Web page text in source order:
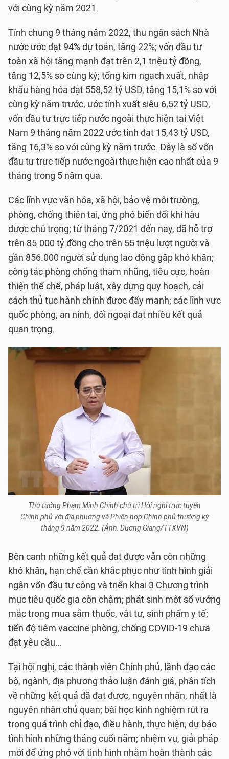
với cùng kỳ năm 2021.
Tính chung 9 tháng năm 2022, thu ngân sách Nhà
nước ước đạt 94% dự toán, tăng 22%; vốn đầu tư
toàn xã hội tăng mạnh đạt trên 2,1 triệu tỷ đồng,
tăng 12,5% so cùng kỳ; tổng kim ngạch xuất, nhập
khẩu hàng hóa đạt 558,52 tỷ USD, tăng 15,1% so với
cùng kỳ năm trước, ước tính xuất siêu 6,52 tỷ USD;
vốn đầu tư trực tiếp nước ngoài thực hiện tại Việt
Nam 9 tháng năm 2022 ước tính đạt 15,43 tỷ USD,
tăng 16,3% so với cùng kỳ năm trước. Đây là số vốn
đầu tư trực tiếp nước ngoài thực hiện cao nhất của 9
tháng trong 5 năm qua.
Các lĩnh vực văn hóa, xã hội, bảo vệ môi trường,
phòng, chống thiên tai, ứng phó biến đổi khí hậu
được chú trọng; từ tháng 7/2021 đến nay, đã hỗ trợ
trên 85.000 tỷ đồng cho trên 55 triệu lượt người và
gần 856.000 người sử dụng lao động gặp khó khăn;
công tác phòng chống tham nhũng, tiêu cực, hoàn
thiện thể chế, pháp luật, xây dựng quy hoạch, cải
cách thủ tục hành chính được đẩy mạnh; các lĩnh vực
quốc phòng, an ninh, đối ngoại đạt nhiều kết quả
quan trọng.
Thủ tướng Phạm Minh Chính chủ trì Hội nghị trực tuyến
Chính phủ với địa phương và Phiên họp Chính phủ thường kỳ
tháng 9 năm 2022. (Ảnh: Dương Giang/TTXVN)
Bên cạnh những kết quả đạt được vẫn còn những
khó khăn, hạn chế cần khắc phục như tình hình giải
ngân vốn đầu tư công và triển khai 3 Chương trình
mục tiêu quốc gia còn chậm; phát sinh một số vướng
mắc trong mua sắm thuốc, vật tư, sinh phẩm y tế;
tiến độ tiêm vaccine phòng, chống COVID-19 chưa
đạt yêu cầu…
Tại hội nghị, các thành viên Chính phủ, lãnh đạo các
bộ, ngành, địa phương thảo luận đánh giá, phân tích
về những kết quả đã đạt được, nguyên nhân, nhất là
nguyên nhân chủ quan; bài học kinh nghiệm rút ra
trong quá trình chỉ đạo, điều hành, thực hiện; dự báo
tình hình những tháng cuối năm; nhiệm vụ, giải pháp
mới để ứng phó với tình hình nhằm hoàn thành các